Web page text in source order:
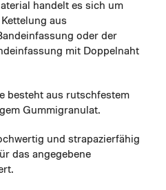
handelt es sich um
aus
oder der
mit Doppelnaht
besteht aus rutschfestem
Gummigranulat.
und strapazierfähig
das angegebene